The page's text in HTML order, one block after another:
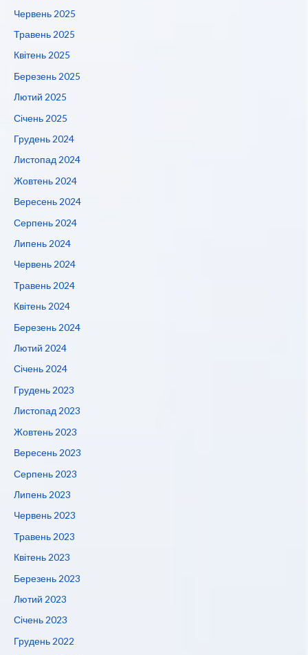
Червень 2025
Травень 2025
Квітень 2025
Березень 2025
Лютий 2025
Січень 2025
Грудень 2024
Листопад 2024
Жовтень 2024
Вересень 2024
Серпень 2024
Липень 2024
Червень 2024
Травень 2024
Квітень 2024
Березень 2024
Лютий 2024
Січень 2024
Грудень 2023
Листопад 2023
Жовтень 2023
Вересень 2023
Серпень 2023
Липень 2023
Червень 2023
Травень 2023
Квітень 2023
Березень 2023
Лютий 2023
Січень 2023
Грудень 2022